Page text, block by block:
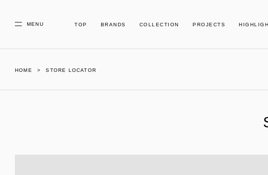
MENU TOP BRANDS COLLECTION PROJECTS
HOME STORE LOCATOR